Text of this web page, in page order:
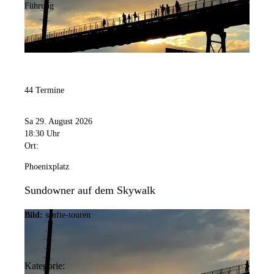
Führung
44 Termine
Sa 29. August 2026
18:30 Uhr
Ort:
Phoenixplatz
Sundowner auf dem Skywalk
Bild: sanfte-touren
Kategorie: